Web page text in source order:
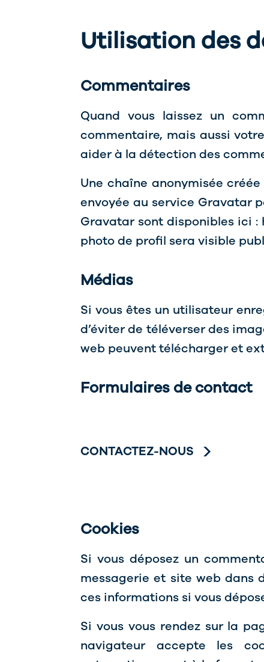
Utilisation des
Commentaires
Quand vous laissez un
commentaire, mais aussi
aider à la détection des
Une chaîne anonymisée
envoyée au service Gravatar
Gravatar sont disponibles ici
photo de profil sera visible
Médias
Si vous êtes un utilisateur
d’éviter de téléverser des
web peuvent télécharger et
Formulaires de contact
CONTACTEZ-NOUS
Cookies
Si vous déposez un
messagerie et site web dans
ces informations si vous
Si vous vous rendez sur la
navigateur accepte les